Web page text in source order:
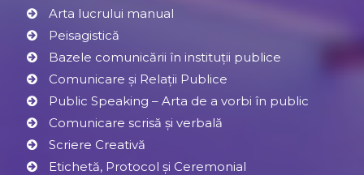
Arta lucrului manual
Peisagistică
Bazele comunicării în instituții publice
Comunicare și Relaţii Publice
Public Speaking – Arta de a vorbi în public
Comunicare scrisă și verbală
Scriere Creativă
Etichetă, Protocol şi Ceremonial